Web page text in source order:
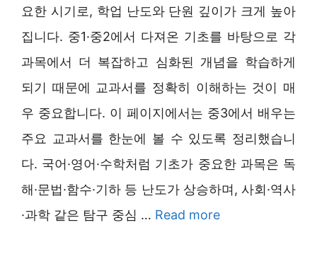
요한 시기로, 학업 난도와 단원 깊이가 크게 높아
집니다. 중1·중2에서 다져온 기초를 바탕으로 각
과목에서 더 복잡하고 심화된 개념을 학습하게
되기 때문에 교과서를 정확히 이해하는 것이 매
우 중요합니다. 이 페이지에서는 중3에서 배우는
주요 교과서를 한눈에 볼 수 있도록 정리했습니
다. 국어·영어·수학처럼 기초가 중요한 과목은 독
해·문법·함수·기하 등 난도가 상승하며, 사회·역사
·과학 같은 탐구 중심 … Read more